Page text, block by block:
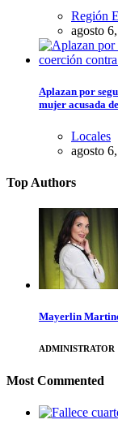
Región
agosto
Aplazan por
mujer acusada
Locales
agosto
Top Authors
Mayerlin
ADMINISTRATOR
Most Commented